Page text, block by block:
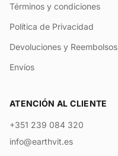
Términos y condiciones
Política de Privacidad
Devoluciones y Reembolsos
Envíos
ATENCIÓN AL CLIENTE
+351 239 084 320
info@earthvit.es